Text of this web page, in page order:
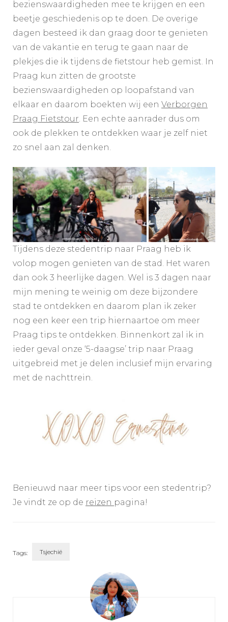
bezienswaardigheden mee te krijgen en een
beetje geschiedenis op te doen. De overige
dagen besteed ik dan graag door te genieten
van de vakantie en terug te gaan naar de
plekjes die ik tijdens de fietstour heb gemist. In
Praag kun zitten de grootste
bezienswaardigheden op loopafstand van
elkaar en daarom boekten wij een Verborgen
Praag Fietstour . Een echte aanrader dus om
ook de plekken te ontdekken waar je zelf niet
zo snel aan zal denken.
Tijdens deze stedentrip naar Praag heb ik
volop mogen genieten van de stad. Het waren
dan ook 3 heerlijke dagen. Wel is 3 dagen naar
mijn mening te weinig om deze bijzondere
stad te ontdekken en daarom plan ik zeker
nog een keer een trip hiernaartoe om meer
Praag tips te ontdekken. Binnenkort zal ik in
ieder geval onze ‘5-daagse’ trip naar Praag
uitgebreid met je delen inclusief mijn ervaring
met de nachttrein.
Benieuwd naar meer tips voor een stedentrip?
Je vindt ze op de reizen pagina!
Tags: Tsjechië